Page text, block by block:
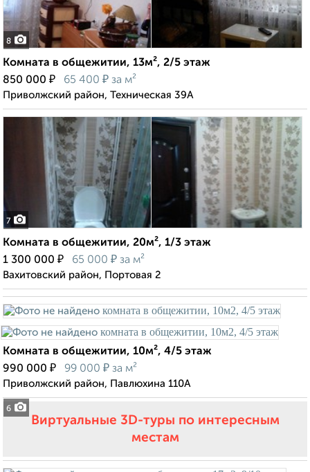
8
Комната в общежитии, 13м², 2/5 этаж
850 000 ₽ 65 400 ₽ за м²
Приволжский район, Техническая 39А
7
Комната в общежитии, 20м², 1/3 этаж
1 300 000 ₽ 65 000 ₽ за м²
Вахитовский район, Портовая 2
6
Комната в общежитии, 10м², 4/5 этаж
990 000 ₽ 99 000 ₽ за м²
Приволжский район, Павлюхина 110А
Виртуальные 3D-туры по интересным
местам